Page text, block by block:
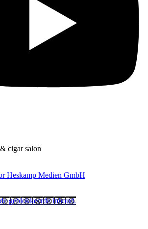
cigar salon
Heskamp Medien GmbH
geblokkeerde inhoud.